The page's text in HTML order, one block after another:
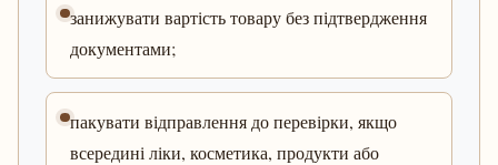
занижувати вартість товару без підтвердження
документами;
пакувати відправлення до перевірки, якщо
всередині ліки, косметика, продукти або